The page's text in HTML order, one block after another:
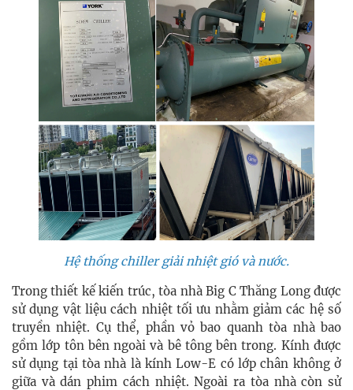
Hệ thống chiller giải nhiệt gió và nước.
Trong thiết kế kiến trúc, tòa nhà Big C Thăng Long được
sử dụng vật liệu cách nhiệt tối ưu nhằm giảm các hệ số
truyền nhiệt. Cụ thể, phần vỏ bao quanh tòa nhà bao
gồm lớp tôn bên ngoài và bê tông bên trong. Kính được
sử dụng tại tòa nhà là kính Low-E có lớp chân không ở
giữa và dán phim cách nhiệt. Ngoài ra tòa nhà còn sử